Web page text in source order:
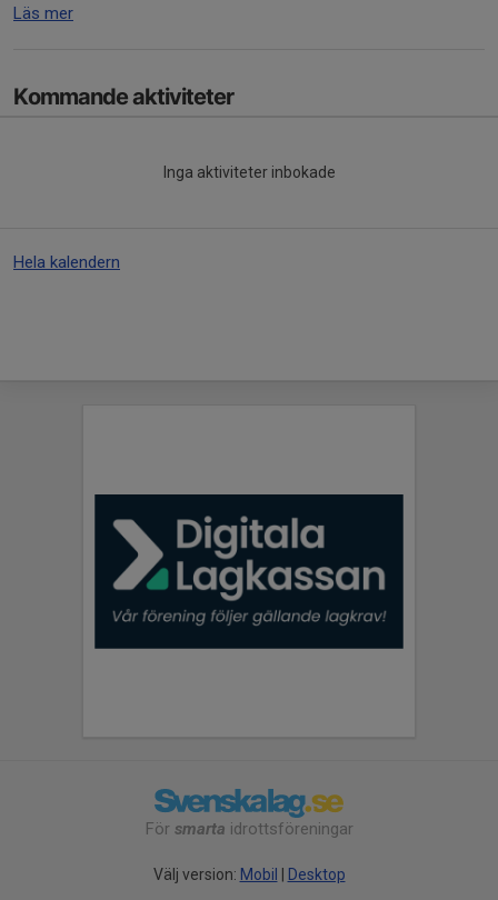
Läs mer
Kommande aktiviteter
Inga aktiviteter inbokade
Hela kalendern
För smarta idrottsföreningar
Välj version: Mobil Desktop